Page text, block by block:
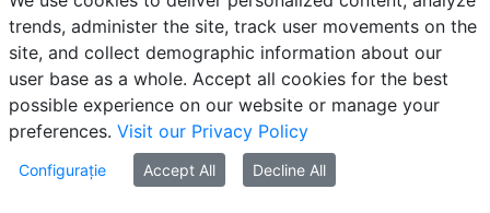
trends, administer the site, track user movements on the
site, and collect demographic information about our
user base as a whole. Accept all cookies for the best
possible experience on our website or manage your
preferences. Visit our Privacy Policy
Configurație Accept All Decline All